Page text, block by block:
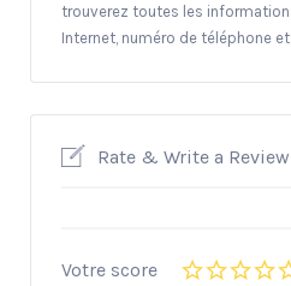
trouverez toutes les
Internet, numéro de téléphone
Rate & Write a Review
Votre score